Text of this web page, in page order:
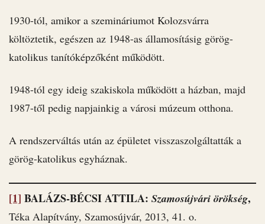
1930-tól, amikor a szemináriumot Kolozsvárra
költöztetik, egészen az 1948-as államosításig görög-
katolikus tanítóképzőként működött.
1948-tól egy ideig szakiskola működött a házban, majd
1987-től pedig napjainkig a városi múzeum otthona.
A rendszerváltás után az épületet visszaszolgáltatták a
görög-katolikus egyháznak.
[1] BALÁZS-BÉCSI ATTILA: Szamosújvári örökség,
Téka Alapítvány, Szamosújvár, 2013, 41. o.